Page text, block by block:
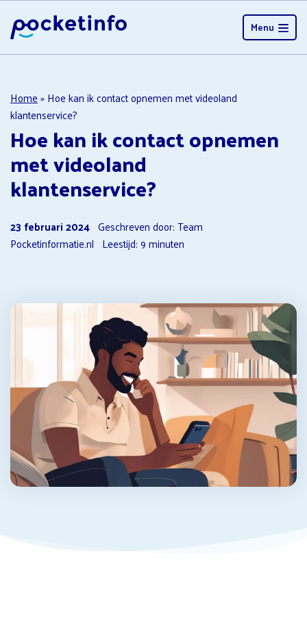
Menu
Home»Hoe kan ik contact opnemen met videoland
klantenservice?
Hoe kan ik contact opnemen
met videoland
klantenservice?
23 februari 2024 Geschreven door: Team
Pocketinformatie.nl Leestijd:9minuten